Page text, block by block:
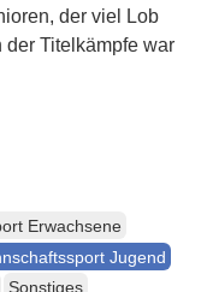
der viel Lob
Titelkämpfe war
Erwachsene
Jugend
Sonstiges